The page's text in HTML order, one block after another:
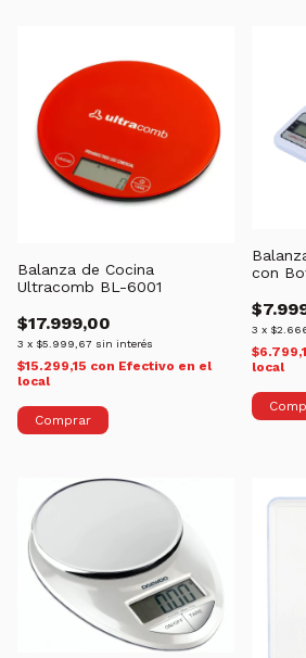
Balanza de Cocina
Ultracomb BL-6001
$17.999,00
3 x $5.999,67 sin interés
$15.299,15 con Efectivo en el
local
con
3 x
local